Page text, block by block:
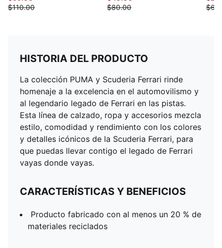
$110.00
$80.00
HISTORIA DEL PRODUCTO
La colección PUMA y Scuderia Ferrari rinde
homenaje a la excelencia en el automovilismo y
al legendario legado de Ferrari en las pistas.
Esta línea de calzado, ropa y accesorios mezcla
estilo, comodidad y rendimiento con los colores
y detalles icónicos de la Scuderia Ferrari, para
que puedas llevar contigo el legado de Ferrari
vayas donde vayas.
CARACTERÍSTICAS Y BENEFICIOS
Producto fabricado con al menos un 20 % de
materiales reciclados